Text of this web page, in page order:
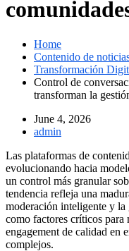
Home
Contenido de
Transformación
Control de
transforman la
June 4, 2026
admin
Las plataformas de
evolucionando hacia
un control más granular
tendencia refleja una
moderación inteligente y la
como factores críticos para
engagement de calidad en
complejos.